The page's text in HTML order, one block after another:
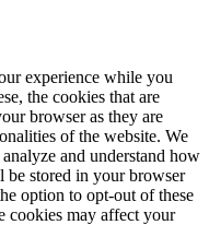
experience while you
the cookies that are
browser as they are
of the website. We
and understand how
be stored in your browser
option to opt-out of these
cookies may affect your